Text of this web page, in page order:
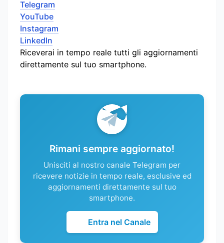
Telegram
YouTube
Instagram
LinkedIn
Riceverai in tempo reale tutti gli aggiornamenti
direttamente sul tuo smartphone.
Rimani sempre aggiornato!
Unisciti al nostro canale Telegram per
ricevere notizie in tempo reale, esclusive ed
aggiornamenti direttamente sul tuo
smartphone.
Entra nel Canale